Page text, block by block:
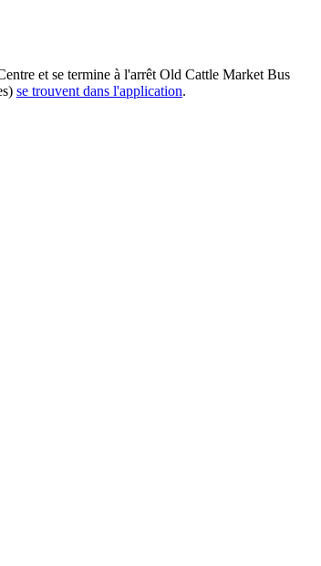
et se termine à l'arrêt Old Cattle Market Bus
se trouvent dans l'application.